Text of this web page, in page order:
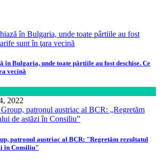
în Bulgaria, unde toate pârtiile au fost deschise. Ce
vecină
2022
patronul austriac al BCR: "Regretăm rezultatul
în Consiliu"